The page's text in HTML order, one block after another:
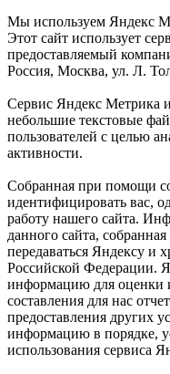
Мы используем Яндекс
Этот сайт использует
предоставляемый
Россия, Москва, ул. Л.
Сервис Яндекс Метрика
небольшие текстовые
пользователей с целью
активности.
Собранная при помощи
идентифицировать вас,
работу нашего сайта.
данного сайта,
передаваться Яндексу и
Российской Федерации.
информацию для оценки
составления для нас
предоставления других
информацию в порядке,
использования сервиса